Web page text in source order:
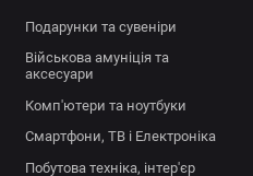
Подарунки та сувеніри
Військова амуніція та
аксесуари
Комп'ютери та ноутбуки
Смартфони, ТВ і Електроніка
Побутова техніка, інтер'єр